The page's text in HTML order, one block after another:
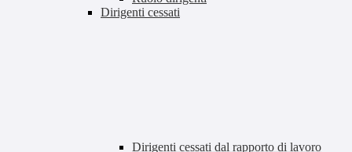
Dirigenti cessati
Dirigenti cessati dal rapporto di lavoro